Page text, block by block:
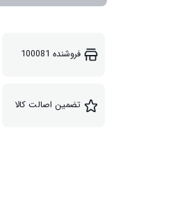
فروشنده 100081
تضمین اصالت کالا